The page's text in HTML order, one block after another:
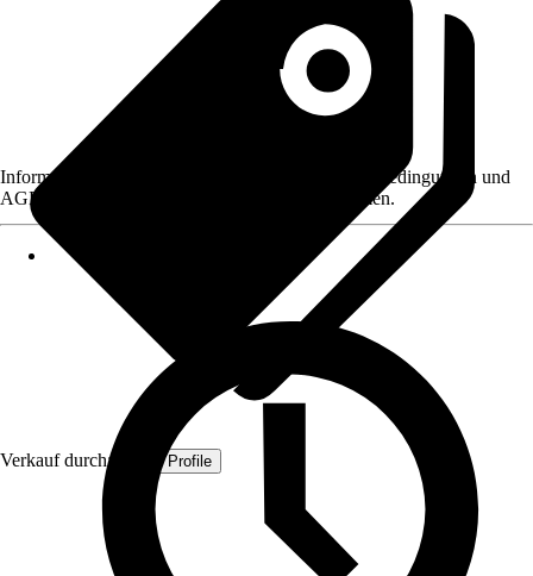
Verkauf durch: Quest Profile
Informationen des Verkäufers, wie z. B. Rückgabebedingungen und
AGB, finden Sie bei Klick auf den Verkäufernamen.